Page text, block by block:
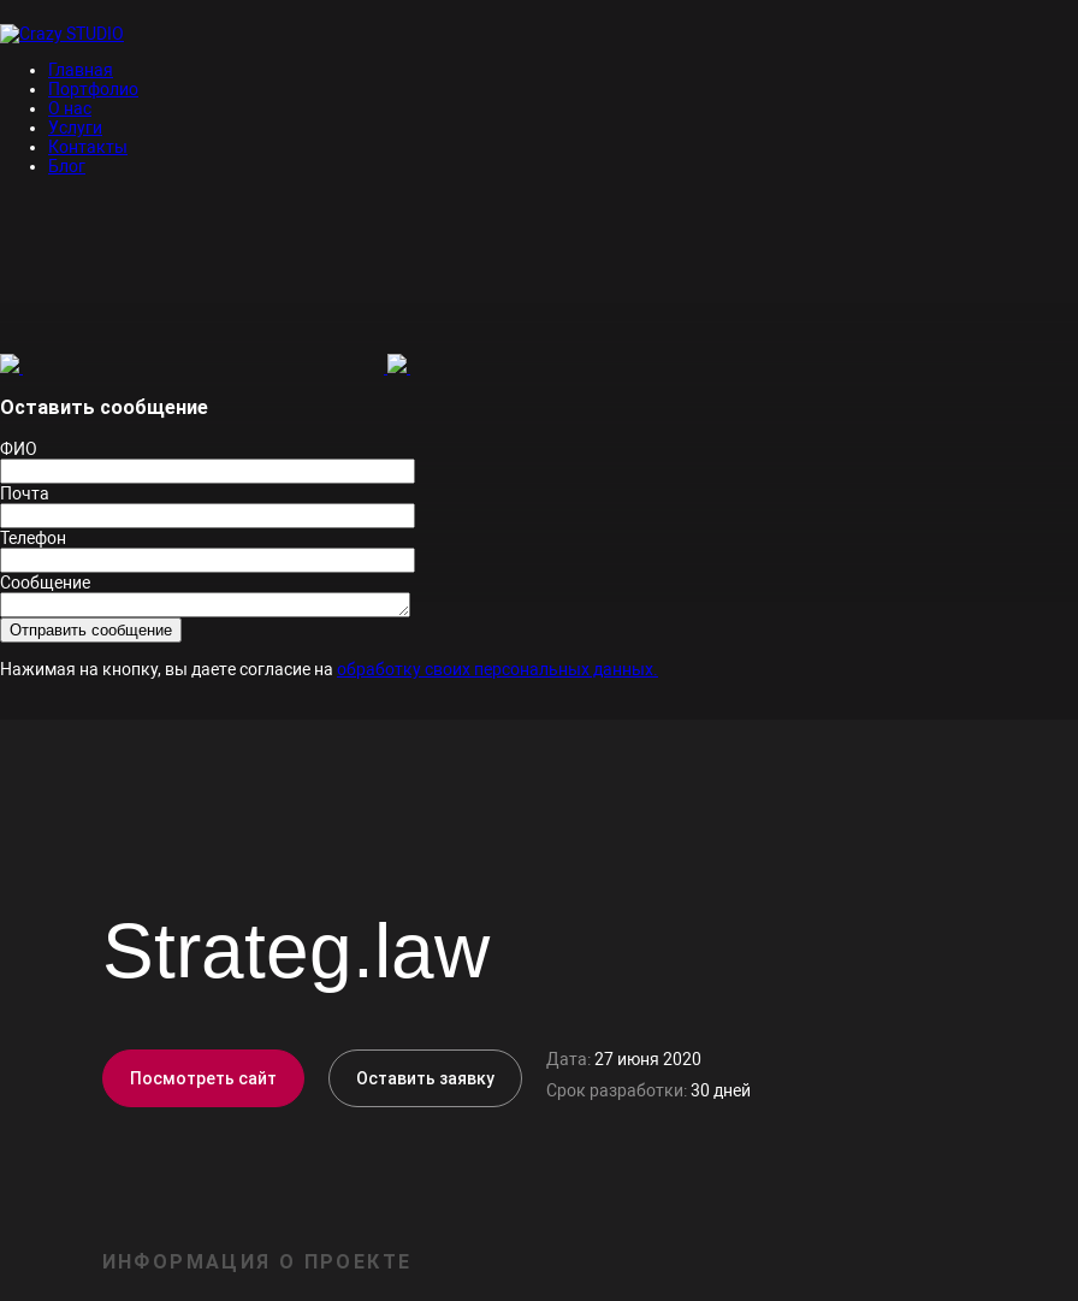
Главная
Портфолио
О нас
Услуги
Контакты
Блог
Оставить сообщение
ФИО
Почта
Телефон
Сообщение
Нажимая на кнопку, вы даете согласие на обработку своих персональных данных.
Strateg.law
Посмотреть сайт Оставить заявку
Дата:27 июня 2020
Срок разработки:30 дней
ИНФОРМАЦИЯ О ПРОЕКТЕ